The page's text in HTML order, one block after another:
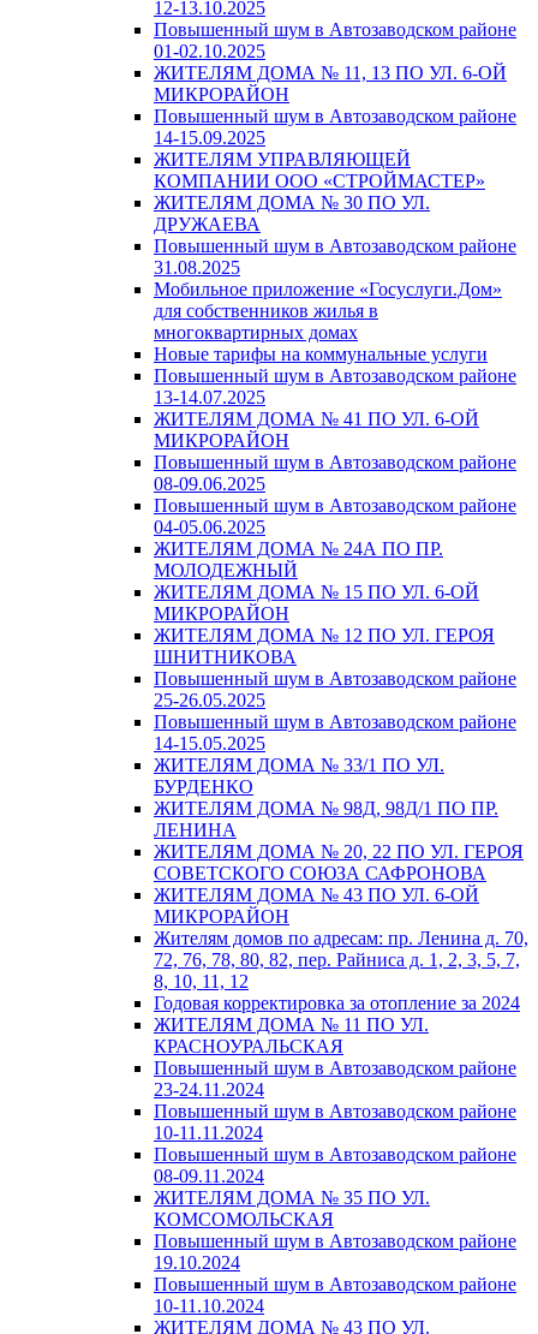
12-13.10.2025
Повышенный шум в Автозаводском районе
01-02.10.2025
ЖИТЕЛЯМ ДОМА № 11, 13 ПО УЛ. 6-ОЙ
МИКРОРАЙОН
Повышенный шум в Автозаводском районе
14-15.09.2025
ЖИТЕЛЯМ УПРАВЛЯЮЩЕЙ
КОМПАНИИ ООО «СТРОЙМАСТЕР»
ЖИТЕЛЯМ ДОМА № 30 ПО УЛ.
ДРУЖАЕВА
Повышенный шум в Автозаводском районе
31.08.2025
Мобильное приложение «Госуслуги.Дом»
для собственников жилья в
многоквартирных домах
Новые тарифы на коммунальные услуги
Повышенный шум в Автозаводском районе
13-14.07.2025
ЖИТЕЛЯМ ДОМА № 41 ПО УЛ. 6-ОЙ
МИКРОРАЙОН
Повышенный шум в Автозаводском районе
08-09.06.2025
Повышенный шум в Автозаводском районе
04-05.06.2025
ЖИТЕЛЯМ ДОМА № 24А ПО ПР.
МОЛОДЕЖНЫЙ
ЖИТЕЛЯМ ДОМА № 15 ПО УЛ. 6-ОЙ
МИКРОРАЙОН
ЖИТЕЛЯМ ДОМА № 12 ПО УЛ. ГЕРОЯ
ШНИТНИКОВА
Повышенный шум в Автозаводском районе
25-26.05.2025
Повышенный шум в Автозаводском районе
14-15.05.2025
ЖИТЕЛЯМ ДОМА № 33/1 ПО УЛ.
БУРДЕНКО
ЖИТЕЛЯМ ДОМА № 98Д, 98Д/1 ПО ПР.
ЛЕНИНА
ЖИТЕЛЯМ ДОМА № 20, 22 ПО УЛ. ГЕРОЯ
СОВЕТСКОГО СОЮЗА САФРОНОВА
ЖИТЕЛЯМ ДОМА № 43 ПО УЛ. 6-ОЙ
МИКРОРАЙОН
Жителям домов по адресам: пр. Ленина д. 70,
72, 76, 78, 80, 82, пер. Райниса д. 1, 2, 3, 5, 7,
8, 10, 11, 12
Годовая корректировка за отопление за 2024
ЖИТЕЛЯМ ДОМА № 11 ПО УЛ.
КРАСНОУРАЛЬСКАЯ
Повышенный шум в Автозаводском районе
23-24.11.2024
Повышенный шум в Автозаводском районе
10-11.11.2024
Повышенный шум в Автозаводском районе
08-09.11.2024
ЖИТЕЛЯМ ДОМА № 35 ПО УЛ.
КОМСОМОЛЬСКАЯ
Повышенный шум в Автозаводском районе
19.10.2024
Повышенный шум в Автозаводском районе
10-11.10.2024
ЖИТЕЛЯМ ДОМА № 43 ПО УЛ.